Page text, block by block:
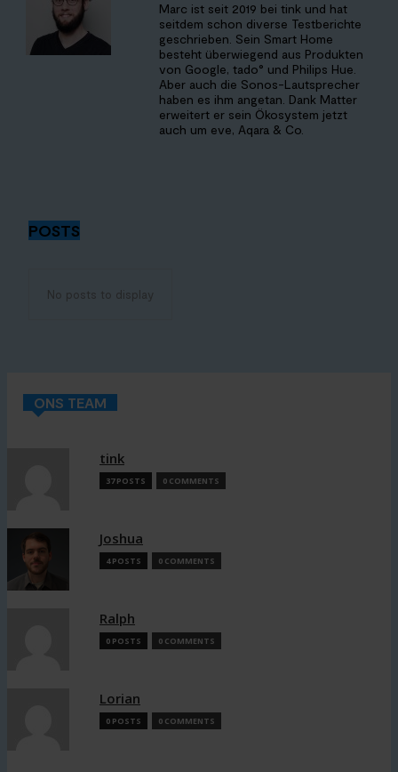
Marc ist seit 2019 bei tink und hat
seitdem schon diverse Testberichte
geschrieben. Sein Smart Home
besteht überwiegend aus Produkten
von Google, tado° und Philips Hue.
Aber auch die Sonos-Lautsprecher
haben es ihm angetan. Dank Matter
erweitert er sein Ökosystem jetzt
auch um eve, Aqara & Co.
POSTS
No posts to display
ONS TEAM
tink
37 POSTS 0 COMMENTS
Joshua
4 POSTS 0 COMMENTS
Ralph
0 POSTS 0 COMMENTS
Lorian
0 POSTS 0 COMMENTS